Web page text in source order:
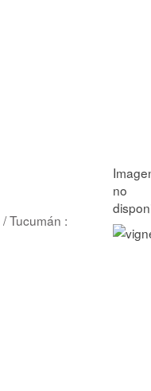
/ Tucumán :